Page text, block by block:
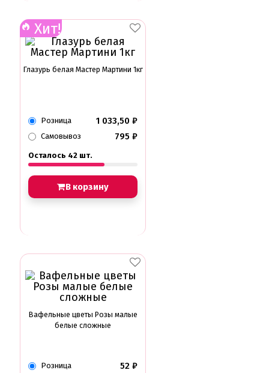
Хит!
Глазурь белая Мастер Мартини 1кг
Розница 1 033,50 ₽
Самовывоз 795 ₽
Осталось 42 шт.
В корзину
Вафельные цветы Розы малые
белые сложные
Розница 52 ₽